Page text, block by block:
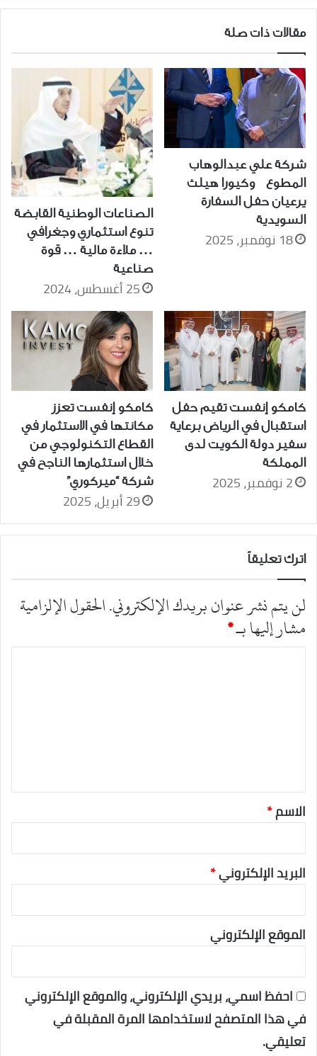
مقالات ذات صلة
شركة علي عبدالوهاب
المطوع وكيورا هيلث
يرعيان حفل السفارة
السويدية
18 نوفمبر، 2025
الصناعات الوطنية القابضة
تنوع استثماري وجغرافي
… ملاءة مالية … قوة
صناعية
25 أغسطس، 2024
كامكو إنفست تقيم حفل
استقبال في الرياض برعاية
سفير دولة الكويت لدى
المملكة
2 نوفمبر، 2025
كامكو إنفست تعزز
مكانتها في الاستثمار في
القطاع التكنولوجي من
خلال استثمارها الناجح في
شركة “ميركوري”
29 أبريل، 2025
اترك تعليقاً
لن يتم نشر عنوان بريدك الإلكتروني.الحقول الإلزامية
مشار إليها بـ*
ا
الاسم*
البريد الإلكتروني*
الموقع الإلكتروني
احفظ اسمي، بريدي الإلكتروني، والموقع الإلكتروني
في هذا المتصفح لاستخدامها المرة المقبلة في
تعليقي.